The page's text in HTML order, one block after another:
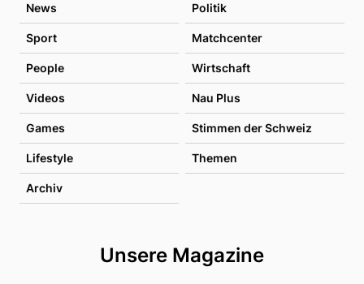
News Politik
Sport Matchcenter
People Wirtschaft
Videos Nau Plus
Games Stimmen der Schweiz
Lifestyle Themen
Archiv
Unsere Magazine